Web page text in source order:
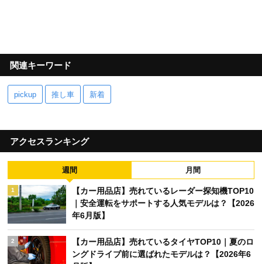
関連キーワード
pickup 推し車 新着
アクセスランキング
週間 月間
1
【カー用品店】売れているレーダー探知機TOP10
｜安全運転をサポートする人気モデルは？【2026
年6月版】
2
【カー用品店】売れているタイヤTOP10｜夏のロ
ングドライブ前に選ばれたモデルは？【2026年6